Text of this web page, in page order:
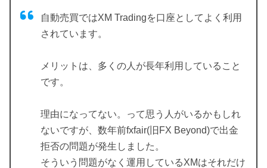
自動売買ではXM Tradingを口座としてよく利用
されています。
メリットは、多くの人が長年利用していること
です。
理由になってない。って思う人がいるかもしれ
ないですが、数年前fxfair(旧FX Beyond)で出金
拒否の問題が発生しました。
そういう問題がなく運用しているXMはそれだけ